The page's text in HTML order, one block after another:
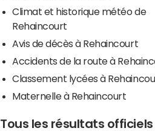
Climat et historique météo de
Rehaincourt
Avis de décès à Rehaincourt
Accidents de la route à
Classement lycées à
Maternelle à Rehaincourt
Tous les résultats